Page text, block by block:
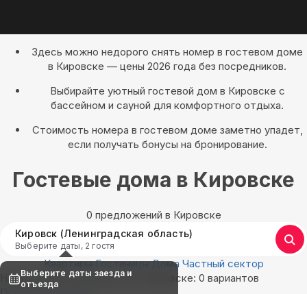
Здесь можно недорого снять номер в гостевом доме
в Кировске — цены 2026 года без посредников.
Выбирайте уютный гостевой дом в Кировске с
бассейном и сауной для комфортного отдыха.
Стоимость номера в гостевом доме заметно упадет,
если получать бонусы на бронирование.
Гостевые дома в Кировске
0 предложений в Кировске
Кировск (Ленинградская область)
Выберите даты, 2 гостя
Квартиры Гостиницы Дома Частный сектор
Найдём, где остановиться в Кировске: 0 вариантов
Выберите даты заезда и
отъезда